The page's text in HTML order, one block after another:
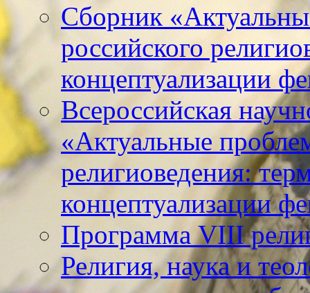
Сборник
российского
концептуализации
Всероссийская
«Актуальные
религиоведения:
концептуализации
Программа VIII
Религия, наука и